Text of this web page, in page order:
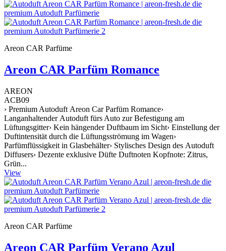
Areon CAR Parfüme
Areon CAR Parfüm Romance
AREON
ACB09
› Premium Autoduft Areon Car Parfüm Romance›
Langanhaltender Autoduft fürs Auto zur Befestigung am
Lüftungsgitter› Kein hängender Duftbaum im Sicht› Einstellung der
Duftintensität durch die Lüftungsströmung im Wagen›
Parfümflüssigkeit in Glasbehälter› Stylisches Design des Autoduft
Diffusers› Dezente exklusive Düfte Duftnoten Kopfnote: Zitrus,
Grün...
View
Areon CAR Parfüme
Areon CAR Parfüm Verano Azul